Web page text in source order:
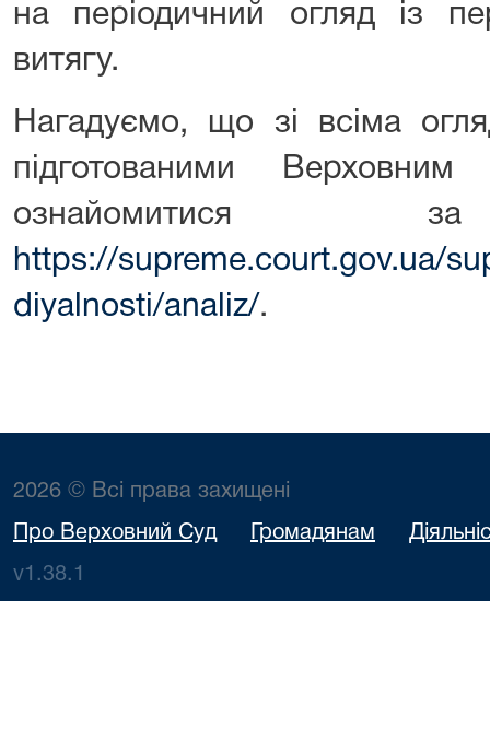
на періодичний огляд із
витягу.
Нагадуємо, що зі всіма
підготованими
ознайомитися
https://supreme.court.gov.ua/
diyalnosti/analiz/.
2026 © Всі права захищені
Про Верховний Суд Громадянам
v1.38.1